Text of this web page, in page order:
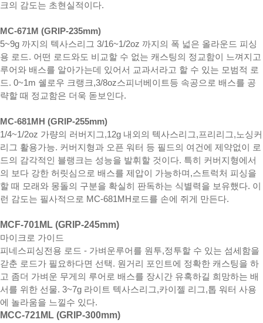
크의 감도는 초현실적이다.
MC-671M (GRIP-235mm)
5~9g 까지의 텍사스리그 3/16~1/2oz 까지의 폭 넓은 올라운드 피싱
용 로드. 어떤 로드와도 비교할 수 없는 캐스팅의 정교함이 느껴지고
루어와 배스를 알아가는데 있어서 교과서라고 할 수 있는 모범적 로
드. 0~1m 쉘로우 크랭크,3/8oz스피너베이트등 속공으로 배스를 공
략할 때 정교함은 더욱 돋보인다.
MC-681MH (GRIP-255mm)
1/4~1/2oz 가량의 러버지그,12g 내외의 텍사스리그,프리리그,노싱커
리그 활용가능. 커버지형과 오픈 워터 등 필드의 여건에 제약없이 로
드의 감각적인 블랭크는 성능을 발휘할 것이다. 특히 커버지형에서
의 보다 강한 허릿심으로 배스를 제압이 가능하며,스트럭처 피싱을
할 때 모래와 몽돌의 구분을 확실히 판독하는 식별력을 보유했다. 이
런 감도는 필사적으로 MC-681MH로드를 손에 쥐게 만든다.
MCF-701ML (GRIP-245mm)
마이크로 가이드
피네스피싱전용 로드 - 가벼운루어를 원투,정투할 수 있는 섬세함을
갇춘 로드가 필요하다면 선택. 원거리 포인트에 정확한 캐스팅을 하
고 좀더 가벼운 무게의 루어로 배스를 장시간 유혹하길 희망하는 배
서를 위한 선물. 3~7g 라이트 텍사스리그,카이젤 리그,톱 워터 사용
에 놀라움을 느낄수 있다.
MCC-721ML (GRIP-300mm)